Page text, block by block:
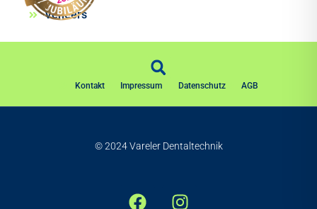
Veneers
Kontakt Impressum Datenschutz AGB
© 2024 Vareler Dentaltechnik